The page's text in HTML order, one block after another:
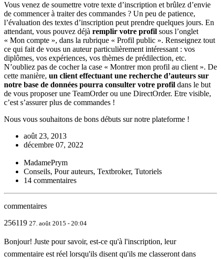
Vous venez de soumettre votre texte d’inscription et brûlez d’envie
de commencer à traiter des commandes ? Un peu de patience,
l’évaluation des textes d’inscription peut prendre quelques jours. En
attendant, vous pouvez déjà remplir votre profil sous l’onglet
« Mon compte », dans la rubrique « Profil public ». Renseignez tout
ce qui fait de vous un auteur particulièrement intéressant : vos
diplômes, vos expériences, vos thèmes de prédilection, etc.
N’oubliez pas de cocher la case « Montrer mon profil au client ». De
cette manière, un client effectuant une recherche d’auteurs sur
notre base de données pourra consulter votre profil dans le but
de vous proposer une TeamOrder ou une DirectOrder. Etre visible,
c’est s’assurer plus de commandes !
Nous vous souhaitons de bons débuts sur notre plateforme !
août 23, 2013
décembre 07, 2022
MadamePrym
Conseils, Pour auteurs, Textbroker, Tutoriels
14 commentaires
commentaires
256119 27. août 2015 - 20:04
Bonjour! Juste pour savoir, est-ce qu'à l'inscription, leur
commentaire est réel lorsqu'ils disent qu'ils me classeront dans